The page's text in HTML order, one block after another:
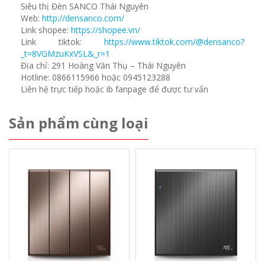
Siêu thị Đèn SANCO Thái Nguyên
Web: http://densanco.com/
Link shopee: https://shopee.vn/
Link tiktok: https://www.tiktok.com/@densanco?
_t=8VGMzuKxVSL&_r=1
Địa chỉ: 291 Hoàng Văn Thụ – Thái Nguyên
Hotline: 0866115966 hoặc 0945123288
Liên hệ trực tiếp hoặc ib fanpage để được tư vấn
Sản phẩm cùng loại